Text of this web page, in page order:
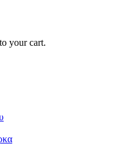
your cart.